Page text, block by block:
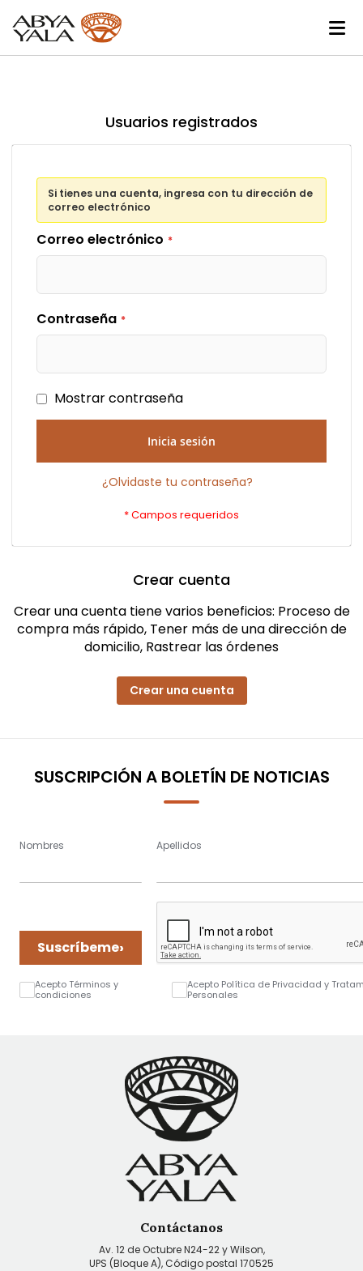
Usuarios registrados
Si tienes una cuenta, ingresa con tu dirección de
correo electrónico
Correo electrónico
Contraseña
Mostrar contraseña
Inicia sesión
¿Olvidaste tu contraseña?
Crear cuenta
Crear una cuenta tiene varios beneficios: Proceso de
compra más rápido, Tener más de una dirección de
domicilio, Rastrear las órdenes
Crear una cuenta
SUSCRIPCIÓN A BOLETÍN DE NOTICIAS
Nombres Apellidos
Suscríbeme›
Acepto Términos y
condiciones
Acepto Política de Privacidad y
Personales
Contáctanos
Av. 12 de Octubre N24-22 y Wilson,
UPS (Bloque A), Código postal 170525